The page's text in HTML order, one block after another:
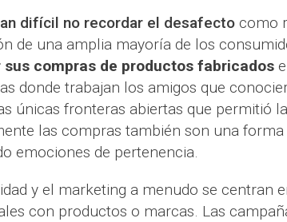
difícil no recordar el desafectocomo
de una amplia mayoría de los
sus compras de productos fabricados
donde trabajan los amigos que
únicas fronteras abiertas que permitió
las compras también son una forma
emociones de pertenencia.
y el marketing a menudo se centran
con productos o marcas. Las